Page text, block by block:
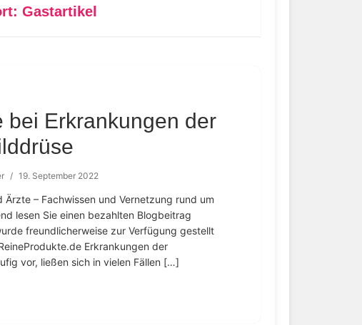
Gastartikel
bei Erkrankungen der
/ 19. September 2022
– Fachwissen und Vernetzung rund um
lesen Sie einen bezahlten Blogbeitrag
freundlicherweise zur Verfügung gestellt
Erkrankungen der
vor, ließen sich in vielen Fällen […]